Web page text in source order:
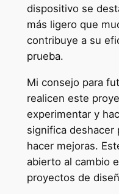
dispositivo se
más ligero que
contribuye a su
prueba.
Mi consejo para
realicen este
experimentar y
significa deshacer
hacer mejoras.
abierto al cambio
proyectos de